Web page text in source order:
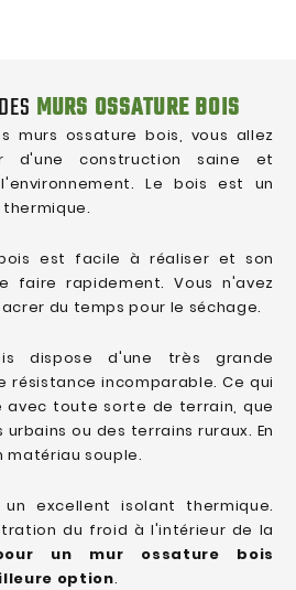
MURS OSSATURE BOIS
murs ossature bois, vous allez
d'une construction saine et
Le bois est un
est facile à réaliser et son
faire rapidement. Vous n'avez
du temps pour le séchage.
dispose d'une très grande
résistance incomparable. Ce qui
avec toute sorte de terrain, que
ou des terrains ruraux. En
souple.
excellent isolant thermique.
du froid à l'intérieur de la
un mur ossature bois
option.